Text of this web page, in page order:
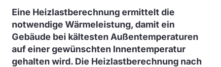
Eine Heizlastberechnung ermittelt die
notwendige Wärmeleistung, damit ein
Gebäude bei kältesten Außentemperaturen
auf einer gewünschten Innentemperatur
gehalten wird. Die Heizlastberechnung nach